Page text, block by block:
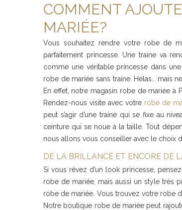
COMMENT
MARIÉE?
Vous souhaitez rendre votre robe de
parfaitement princesse. Une traine va
comme une véritable princesse dans
robe de mariée sans traine. Hélas… mais
En effet, notre magasin robe de mariée
Rendez-nous visite avec votre robe de
peut s’agir d’une traine qui se fixe au
ceinture qui se noue à la taille. Tout
nous allons vous conseiller avec le choix
DE LA BRILLANCE ET ENCORE DE
Si vous rêvez d’un look princesse,
robe de mariée, mais aussi un style très
robe de mariée. Vous trouvez votre robe
Notre boutique robe de mariée peut